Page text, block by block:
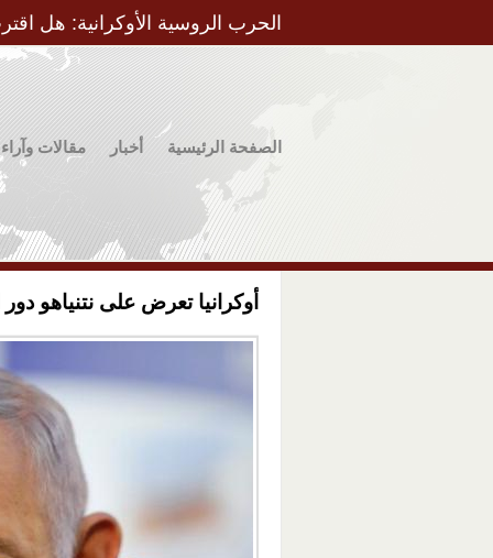
الحرب الروسية الأوكرانية: هل
الصفحة الرئيسية أخبار مقالات وآراء
أوكرانيا تعرض على نتنياهو